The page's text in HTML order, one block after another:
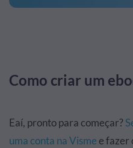
Como criar um
Eaí, pronto para começar?
uma conta na Visme e fazer